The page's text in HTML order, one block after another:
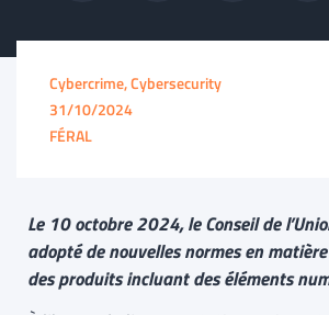
Cybercrime, Cybersecurity
31/10/2024
FÉRAL
Le 10 octobre 2024, le Conseil de
adopté de nouvelles normes en
des produits incluant des éléments